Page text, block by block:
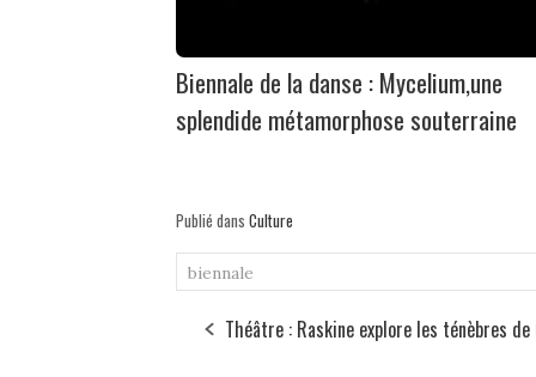
Biennale de la danse : Mycelium,une
splendide métamorphose souterraine
Publié dans Culture
biennale
Théâtre : Raskine explore les ténèbres de